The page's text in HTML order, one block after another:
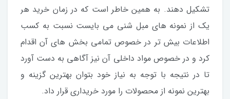
تشکیل دهند. به همین خاطر است که در زمان خرید هر
یک از نمونه های مبل شنی می بایست نسبت به کسب
اطلاعات بیش تر در خصوص تمامی بخش های آن اقدام
کرد و در خصوص مواد داخلی آن نیز آگاهی به دست آورد
تا در نتیجه با توجه به نیاز خود بتوان بهترین گزینه و
بهترین نمونه از محصولات را مورد خریداری قرار داد.